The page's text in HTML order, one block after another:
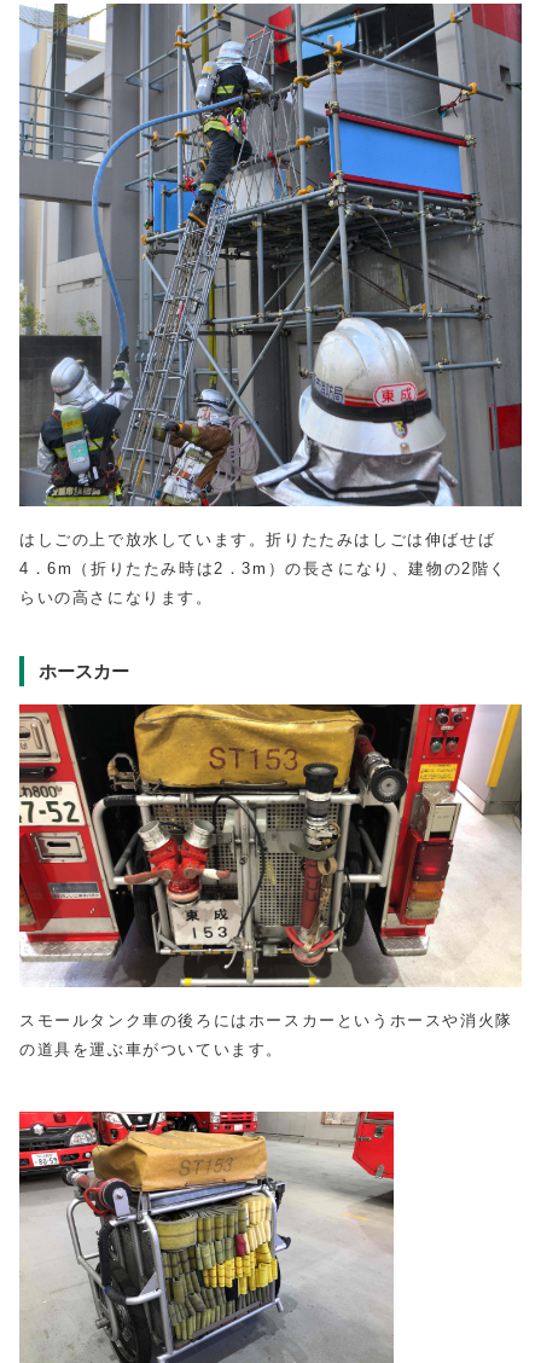
はしごの上で放水しています。折りたたみはしごは伸ばせば
4．6m（折りたたみ時は2．3m）の長さになり、建物の2階く
らいの高さになります。
ホースカー
スモールタンク車の後ろにはホースカーというホースや消火隊
の道具を運ぶ車がついています。